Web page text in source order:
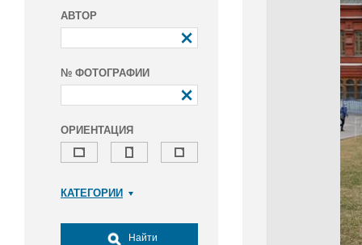
АВТОР
№ ФОТОГРАФИИ
ОРИЕНТАЦИЯ
КАТЕГОРИИ
Досуг, туризм и отдых
Найти